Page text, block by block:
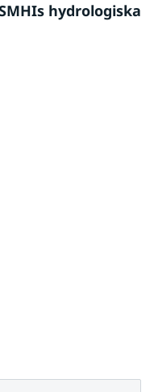
hydrologiska